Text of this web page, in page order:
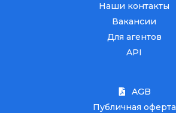
Наши контакты
Вакансии
Для агентов
API
AGB
Публичная оферта